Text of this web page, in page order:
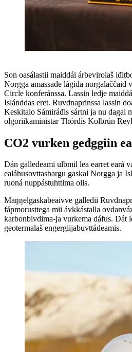
Son oasálastii maiddái árbevirolaš
Norgga amassade lágida norgalaččaid
Circle konferánssa. Lassin ledje
Islánddas eret. Ruvdnaprinssa lassin
Keskitalo Sámiráđis sártni ja nu dagai
olgoriikaministar Thórdís Kolbrún
CO2 vurken geđggiin
Dán galledeami ulbmil lea earret eará
ealáhusovttasbargu gaskal Norgga ja
ruoná nuppástuhttima olis.
Maŋŋelgaskabeaivve galledii
fápmorusttega mii ávkkástalla
karbonbivdima-ja vurkema dáfus. Dát
geotermalaš engergiijabuvttádeamis.